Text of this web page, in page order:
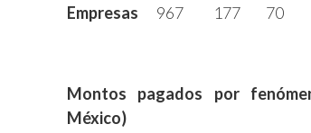
Empresas
967 177 70
Montos pagados por
México)